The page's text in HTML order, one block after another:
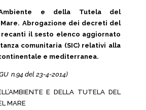
e della Tutela del
Abrogazione dei decreti del
recanti il sesto elenco aggiornato
comunitaria (SIC) relativi alla
e mediterranea.
n.94 del 23-4-2014)
E DELLA TUTELA DEL
MARE